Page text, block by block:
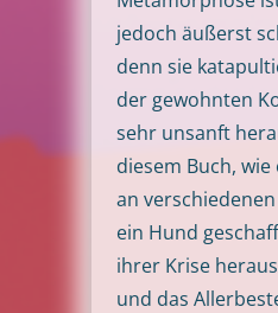
jedoch äußerst
denn sie
der gewohnten
sehr unsanft
diesem Buch, wie
an
ein Hund
ihrer Krise
und das